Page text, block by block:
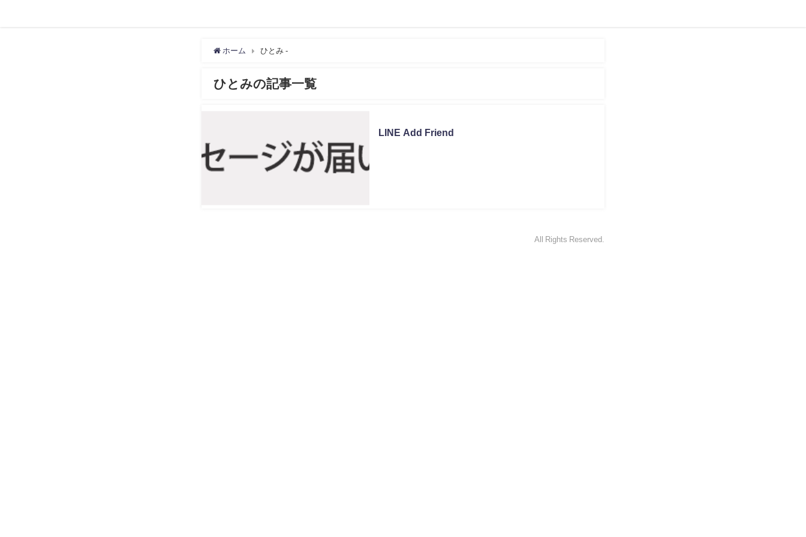
ホーム ひとみ -
ひとみの記事一覧
LINE Add Friend
All Rights Reserved.